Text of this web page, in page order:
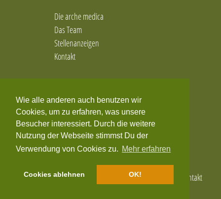
Wie alle anderen auch benutzen wir
Cookies, um zu erfahren, was unsere
Besucher interessiert. Durch die weitere
Nutzung der Webseite stimmst Du der
Verwendung von Cookies zu. Mehr erfahren
Cookies ablehnen OK!
Psychotherapie
Geistige Behandlungsmethoden
Geprächspsychotherapie
Gesprächspsychotherapie
Heilhypnose
Heilpraktikerin für Homöopathie & Ernährung.
Prozessorientierte Homöopathie
Hilfe bei Ängsten
Homöopathie
Homöosiniatrie
Homöosiniatrie & Homotoxikologie
Die arche medica
Das Team
Stellenanzeigen
Kontakt
Facebook
Twitter
YouTube
Home Impressum Datenschutzerklärung Kontakt